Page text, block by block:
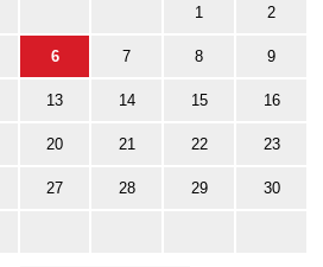
1 2
6 7 8 9
13 14 15 16
20 21 22 23
27 28 29 30